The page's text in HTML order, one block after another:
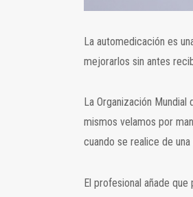
La automedicación es
mejorarlos sin antes
La Organización
mismos velamos por
cuando se realice de
El profesional añade